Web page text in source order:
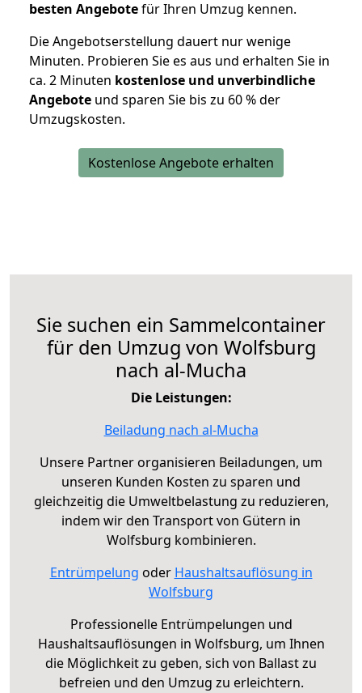
besten Angebotefür Ihren Umzug kennen.
Die Angebotserstellung dauert nur wenige
Minuten. Probieren Sie es aus und erhalten Sie in
ca. 2 Minuten kostenlose und unverbindliche
Angebote und sparen Sie bis zu 60 % der
Umzugskosten.
Kostenlose Angebote erhalten
Sie suchen ein Sammelcontainer
für den Umzug von Wolfsburg
nach al-Mucha
Die Leistungen:
Beiladung nach al-Mucha
Unsere Partner organisieren Beiladungen, um
unseren Kunden Kosten zu sparen und
gleichzeitig die Umweltbelastung zu reduzieren,
indem wir den Transport von Gütern in
Wolfsburg kombinieren.
Entrümpelung oder Haushaltsauflösung in
Wolfsburg
Professionelle Entrümpelungen und
Haushaltsauflösungen in Wolfsburg, um Ihnen
die Möglichkeit zu geben, sich von Ballast zu
befreien und den Umzug zu erleichtern.